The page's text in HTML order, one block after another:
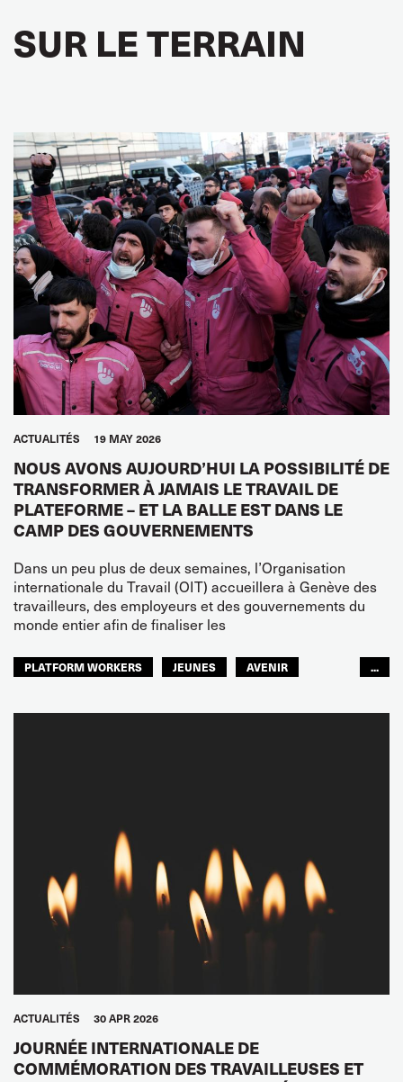
SUR LE TERRAIN
ACTUALITÉS 19 MAY 2026
NOUS AVONS AUJOURD’HUI LA POSSIBILITÉ DE
TRANSFORMER À JAMAIS LE TRAVAIL DE
PLATEFORME – ET LA BALLE EST DANS LE
CAMP DES GOUVERNEMENTS
Dans un peu plus de deux semaines, l’Organisation
internationale du Travail (OIT) accueillera à Genève des
travailleurs, des employeurs et des gouvernements du
monde entier afin de finaliser les
PLATFORM WORKERS JEUNES
AVENIR
...
ACTUALITÉS 30 APR 2026
JOURNÉE INTERNATIONALE DE
COMMÉMORATION DES TRAVAILLEUSES ET